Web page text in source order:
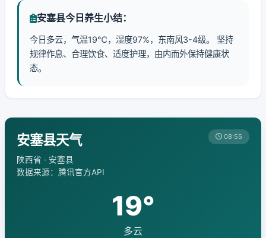
安塞县今日养生小结：
今日多云，气温19℃，湿度97%，东南风3-4级。 坚持
规律作息、合理饮食、适度护理，由内而外保持健康状
态。
安塞县天气
陕西省 · 安塞县
数据来源：腾讯官方API
08:55
19°
多云